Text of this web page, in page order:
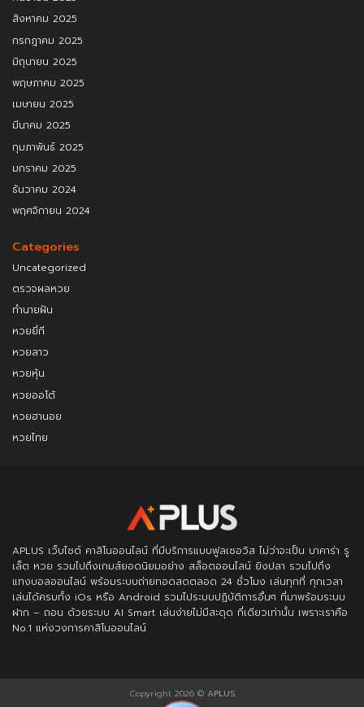
สิงหาคม 2025
กรกฎาคม 2025
มิถุนายน 2025
พฤษภาคม 2025
เมษายน 2025
มีนาคม 2025
กุมภาพันธ์ 2025
มกราคม 2025
ธันวาคม 2024
พฤศจิกายน 2024
Categories
Uncategorized
ตรวจผลหวย
ทำนายฝัน
หวยยี่กี
หวยลาว
หวยหุ้น
หวยออโต้
หวยฮานอย
หวยไทย
APLUS เว็บไซต์ คาสิโนออนไลน์ ที่มีบริการแบบฟูลเซอวิส ไม่ว่าจะเป็น บาคาร่า รู
เล็ต หวย รวมไปถึงเกมส์ยอดนิยมอย่าง สล็อตออนไลน์ ยิงปลา รวมไปถึง
แทงบอลออนไลน์ พร้อมระบบถ่ายทอดสดตลอด 24 ชั่วโมง เล่นทุกที่ ทุกเวลา
เล่นได้ครบทั้ง iOs หรือ Android รวมไประบบปฏิบัติการอื่นๆ ที่มาพร้อมระบบ
ฝาก – ถอน ด้วยระบบ AI Smart เล่นง่ายไม่มีสะดุด ที่เดียวเท่านั้น เพราะเราคือ
No.1 แห่งวงการคาสิโนออนไลน์
Copyright 2026 © APLUS